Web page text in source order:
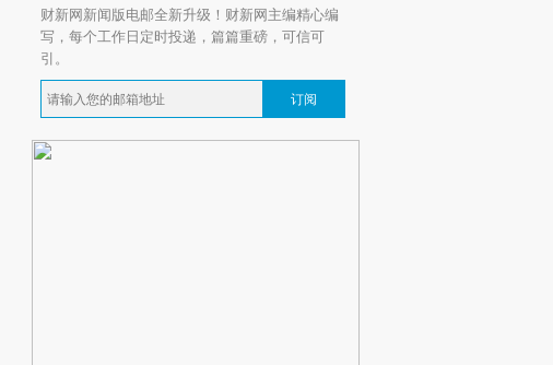
财新网新闻版电邮全新升级！财新网主编精心编
写，每个工作日定时投递，篇篇重磅，可信可
引。
订阅